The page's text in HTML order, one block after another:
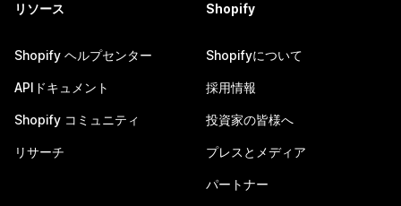
リソース
Shopify ヘルプセンター
APIドキュメント
Shopify コミュニティ
リサーチ
Shopify
Shopifyについて
採用情報
投資家の皆様へ
プレスとメディア
パートナー